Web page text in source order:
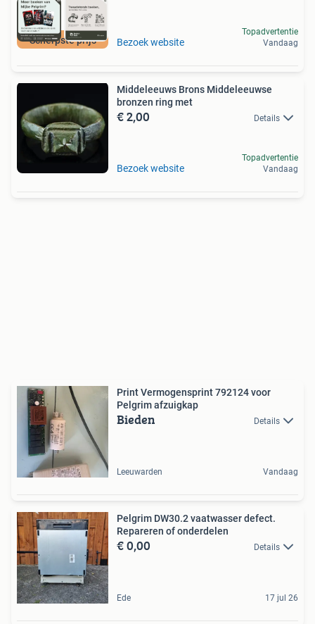
Scherpste prijs Bezoek website
Topadvertentie
Vandaag
Middeleeuws Brons Middeleeuwse
bronzen ring met
€ 2,00 Details
Bezoek website
Topadvertentie
Vandaag
Print Vermogensprint 792124 voor
Pelgrim afzuigkap
Bieden Details
Leeuwarden Vandaag
Pelgrim DW30.2 vaatwasser defect.
Repareren of onderdelen
€ 0,00 Details
Ede 17 jul 26